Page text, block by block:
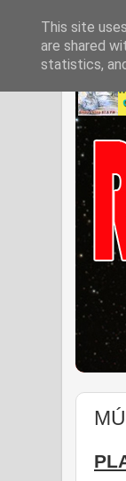
This site
are shared
statistics,